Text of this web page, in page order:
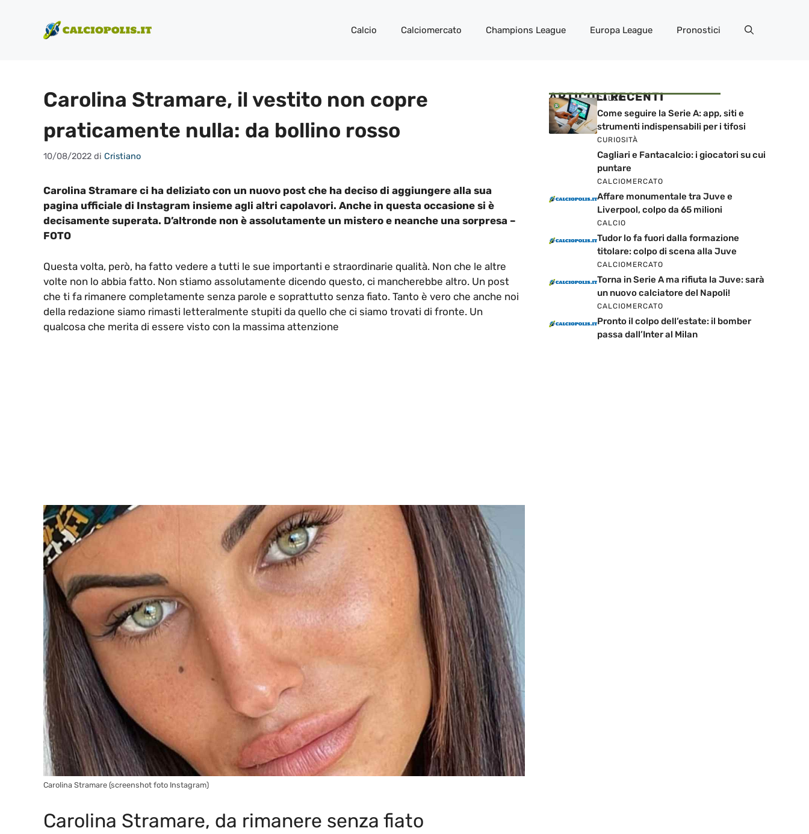
contenuto
Calcio Calciomercato Champions League Europa League Pronostici
Carolina Stramare, il vestito non copre
praticamente nulla: da bollino rosso
10/08/2022 di Cristiano
Carolina Stramare ci ha deliziato con un nuovo post che ha deciso di aggiungere alla sua
pagina ufficiale di Instagram insieme agli altri capolavori. Anche in questa occasione si è
decisamente superata. D’altronde non è assolutamente un mistero e neanche una sorpresa –
FOTO
Questa volta, però, ha fatto vedere a tutti le sue importanti e straordinarie qualità. Non che le altre
volte non lo abbia fatto. Non stiamo assolutamente dicendo questo, ci mancherebbe altro. Un post
che ti fa rimanere completamente senza parole e soprattutto senza fiato. Tanto è vero che anche noi
della redazione siamo rimasti letteralmente stupiti da quello che ci siamo trovati di fronte. Un
qualcosa che merita di essere visto con la massima attenzione
Carolina Stramare (screenshot foto Instagram)
Carolina Stramare, da rimanere senza fiato
ARTICOLI RECENTI
CALCIO
Come seguire la Serie A: app, siti e
strumenti indispensabili per i tifosi
CURIOSITÀ
Cagliari e Fantacalcio: i giocatori su cui
puntare
CALCIOMERCATO
Affare monumentale tra Juve e
Liverpool, colpo da 65 milioni
CALCIO
Tudor lo fa fuori dalla formazione
titolare: colpo di scena alla Juve
CALCIOMERCATO
Torna in Serie A ma rifiuta la Juve: sarà
un nuovo calciatore del Napoli!
CALCIOMERCATO
Pronto il colpo dell’estate: il bomber
passa dall’Inter al Milan